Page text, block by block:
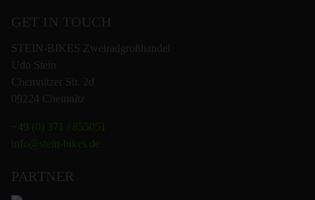
GET IN TOUCH
STEIN-BIKES Zweiradgroßhandel
Udo Stein
Chemnitzer Str. 2d
09224 Chemnitz
+49 (0) 371 / 855051
info@stein-bikes.de
PARTNER